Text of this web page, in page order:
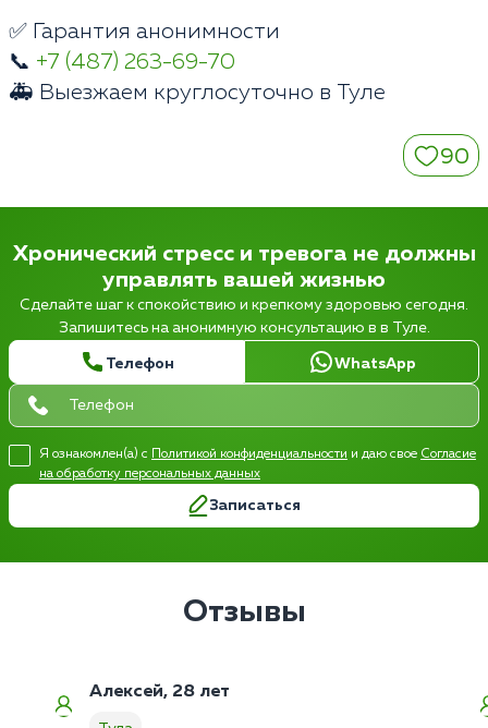
✅ Гарантия анонимности
📞 +7 (487) 263-69-70
🚑 Выезжаем круглосуточно в Туле
90
Хронический стресс и тревога не должны
управлять вашей жизнью
Сделайте шаг к спокойствию и крепкому здоровью сегодня.
Запишитесь на анонимную консультацию в в Туле.
Телефон WhatsApp
Я ознакомлен(а) с Политикой конфиденциальности и даю свое Согласие
на обработку персональных данных
Записаться
Отзывы
Алексей, 28 лет